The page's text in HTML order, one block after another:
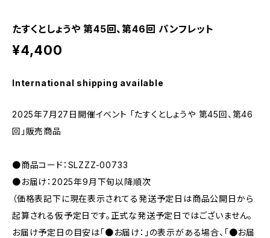
たすくとしょうや 第45回、第46回 パンフレット
¥4,400
International shipping available
2025年7月27日開催イベント 「たすくとしょうや 第45回、第46
回」販売商品
●商品コード：SLZZZ-00733
●お届け：2025年9月下旬以降順次
（価格表記下に現在表示されてる発送予定日は商品公開日から
起算される仮予定日です。正式な発送予定日ではございません。
お届け予定日の目安は「●お届け：」の表示がある場合、「●お届